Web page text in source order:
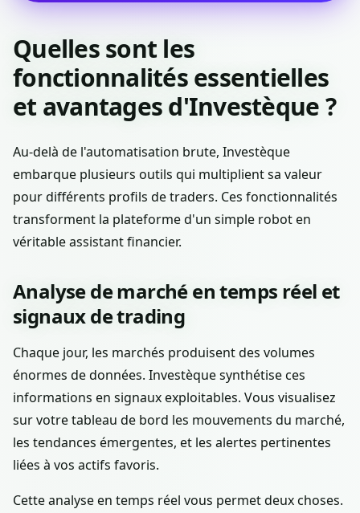
Quelles sont les
fonctionnalités essentielles
et avantages d'Investèque ?
Au-delà de l'automatisation brute, Investèque
embarque plusieurs outils qui multiplient sa valeur
pour différents profils de traders. Ces fonctionnalités
transforment la plateforme d'un simple robot en
véritable assistant financier.
Analyse de marché en temps réel et
signaux de trading
Chaque jour, les marchés produisent des volumes
énormes de données. Investèque synthétise ces
informations en signaux exploitables. Vous visualisez
sur votre tableau de bord les mouvements du marché,
les tendances émergentes, et les alertes pertinentes
liées à vos actifs favoris.
Cette analyse en temps réel vous permet deux choses.